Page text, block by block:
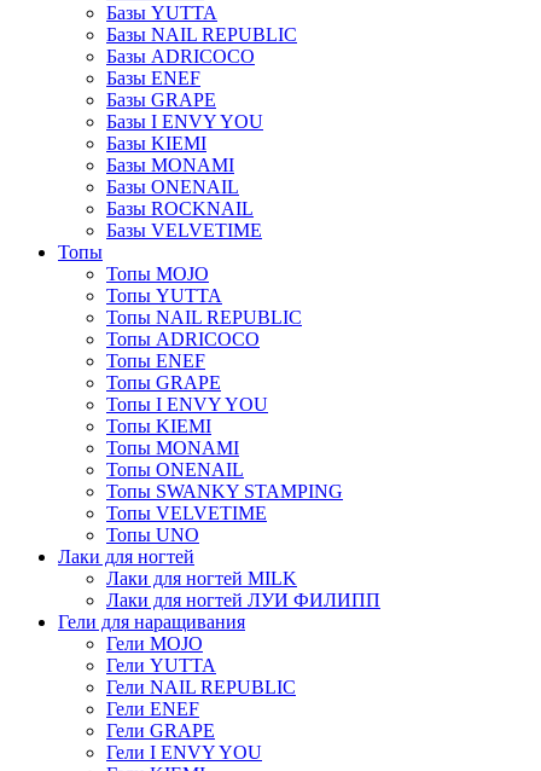
Базы YUTTA
Базы NAIL REPUBLIC
Базы ADRICOCO
Базы ENEF
Базы GRAPE
Базы I ENVY YOU
Базы KIEMI
Базы MONAMI
Базы ONENAIL
Базы ROCKNAIL
Базы VELVETIME
Топы
Топы MOJO
Топы YUTTA
Топы NAIL REPUBLIC
Топы ADRICOCO
Топы ENEF
Топы GRAPE
Топы I ENVY YOU
Топы KIEMI
Топы MONAMI
Топы ONENAIL
Топы SWANKY STAMPING
Топы VELVETIME
Топы UNO
Лаки для ногтей
Лаки для ногтей MILK
Лаки для ногтей ЛУИ ФИЛИПП
Гели для наращивания
Гели MOJO
Гели YUTTA
Гели NAIL REPUBLIC
Гели ENEF
Гели GRAPE
Гели I ENVY YOU